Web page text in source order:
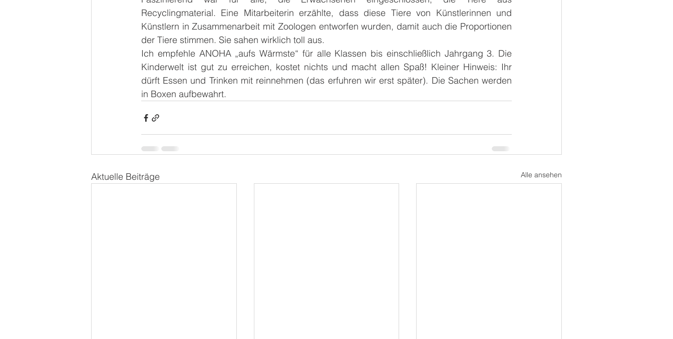
Recyclingmaterial. Eine Mitarbeiterin erzählte, dass diese Tiere von Künstlerinnen und
Künstlern in Zusammenarbeit mit Zoologen entworfen wurden, damit auch die Proportionen
der Tiere stimmen. Sie sahen wirklich toll aus.
Ich empfehle ANOHA „aufs Wärmste“ für alle Klassen bis einschließlich Jahrgang 3. Die
Kinderwelt ist gut zu erreichen, kostet nichts und macht allen Spaß! Kleiner Hinweis: Ihr
dürft Essen und Trinken mit reinnehmen (das erfuhren wir erst später). Die Sachen werden
in Boxen aufbewahrt.
Aktuelle Beiträge Alle ansehen